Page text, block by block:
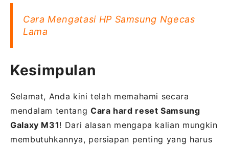
Cara Mengatasi HP Samsung Ngecas
Lama
Kesimpulan
Selamat, Anda kini telah memahami secara
mendalam tentang Cara hard reset Samsung
Galaxy M31! Dari alasan mengapa kalian mungkin
membutuhkannya, persiapan penting yang harus